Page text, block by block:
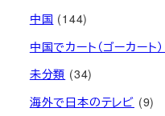
中国 (144)
中国でカート（ゴーカート）
未分類 (34)
海外で日本のテレビ (9)